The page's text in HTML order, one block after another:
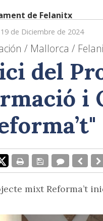
de Felanitx
19 de Diciembre de 2024
/ Mallorca /
del
i
mixt Reforma’t